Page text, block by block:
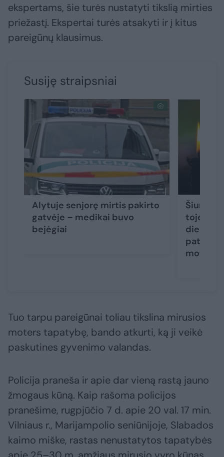
ekspertams, šie turės nustatyti tikslią mirties
priežastį. Ekspertai turės atsakyti ir į kitus
pareigūnų klausimus.
Susiję straipsniai
Alytuje senjorę mirtis pakirto
gatvėje – medikai buvo
bejėgiai
Šiurpūs
toje
dieną
paties
moterys
Tuo tarpu pareigūnai toliau tikslina mirusios
moters tapatybę, bando atkurti, ką ji veikė
paskutines gyvenimo valandas.
Policija praneša ir apie dar vieną rastą jauno
žmogaus kūną. Kaip rašoma policijos
pranešime, rugpjūčio 7 d. apie 20 val. 17 min.
Vilniaus r., Marijampolio seniūnijoje, Slabados
kaimo miške, rastas nenustatytos tapatybės